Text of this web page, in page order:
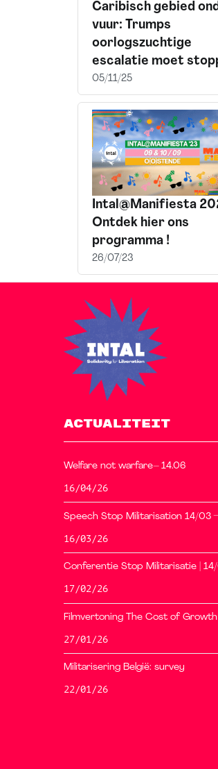
Caribisch gebied
vuur: Trumps
oorlogszuchtige
escalatie moet
05/11/25
Intal@Manifiesta
Ontdek hier ons
programma !
26/07/23
ACTUALITEIT
Welfare not warfare– 14.06
16/04/26
Speech Stop Militarisation 14/03
16/03/26
Conferentie Stop Militarisatie |
17/02/26
Filmvertoning The Cost of Growth
27/01/26
Militarisering België: survey
22/01/26